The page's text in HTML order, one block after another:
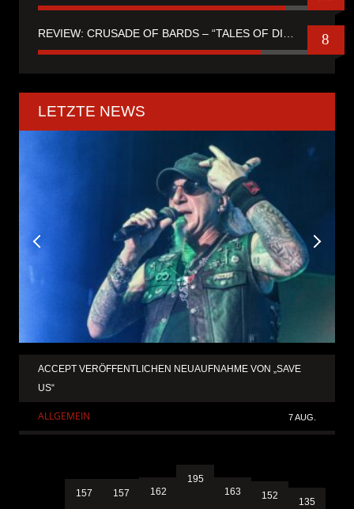
8
LETZTE NEWS
ACCEPT VERÖFFENTLICHEN NEUAUFNAHME VON „SAVE
US“
ALLGEMEIN 7 AUG.
157 157 162
195
163 152
135